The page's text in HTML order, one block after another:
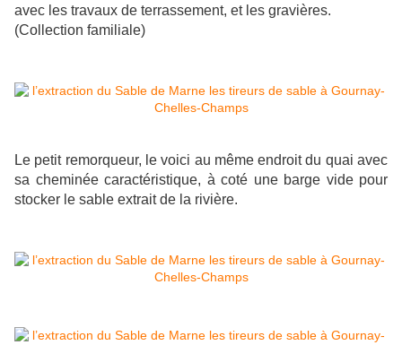
avec les travaux de terrassement, et les gravières.
(Collection familiale)
Le petit remorqueur, le voici au même endroit du quai avec
sa cheminée caractéristique, à coté une barge vide pour
stocker le sable extrait de la rivière.